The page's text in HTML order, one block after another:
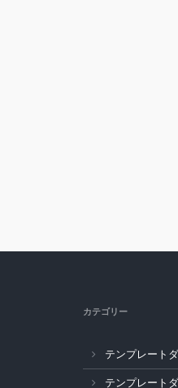
カテゴリー
テンプレート
テンプレート